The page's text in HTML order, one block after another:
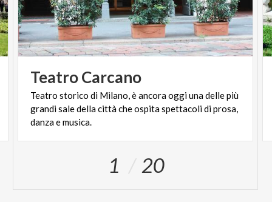
TeatroCarcano
Teatro storico di Milano, è ancora oggi una delle più
grandi sale della città che ospita spettacoli di prosa,
danza e musica.
1 20